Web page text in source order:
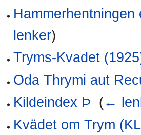
lenker)
Tryms-Kvadet
Oda Thrymi aut
Kildeindex Þ (←
Kvädet om Trym